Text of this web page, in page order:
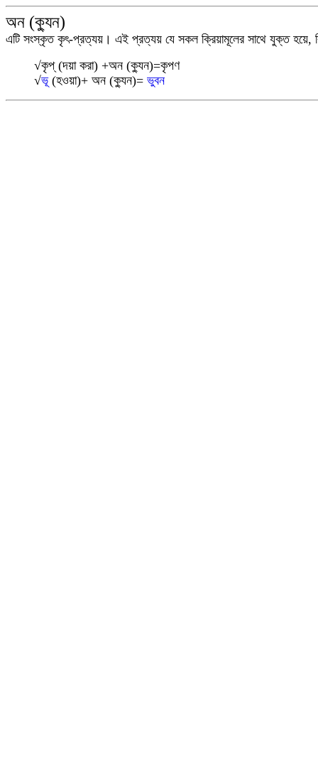
অন (ক্যুন)
এটি সংস্কৃত কৃৎ-প্রত্যয়। এই প্রত্যয় যে সকল ক্রিয়ামূলের সাথে যুক্ত হয়ে,
√কৃপ্ (দয়া করা) +অন (ক্যুন)=কৃপণ
√ভূ(হওয়া)+ অন (ক্যুন)= ভুবন